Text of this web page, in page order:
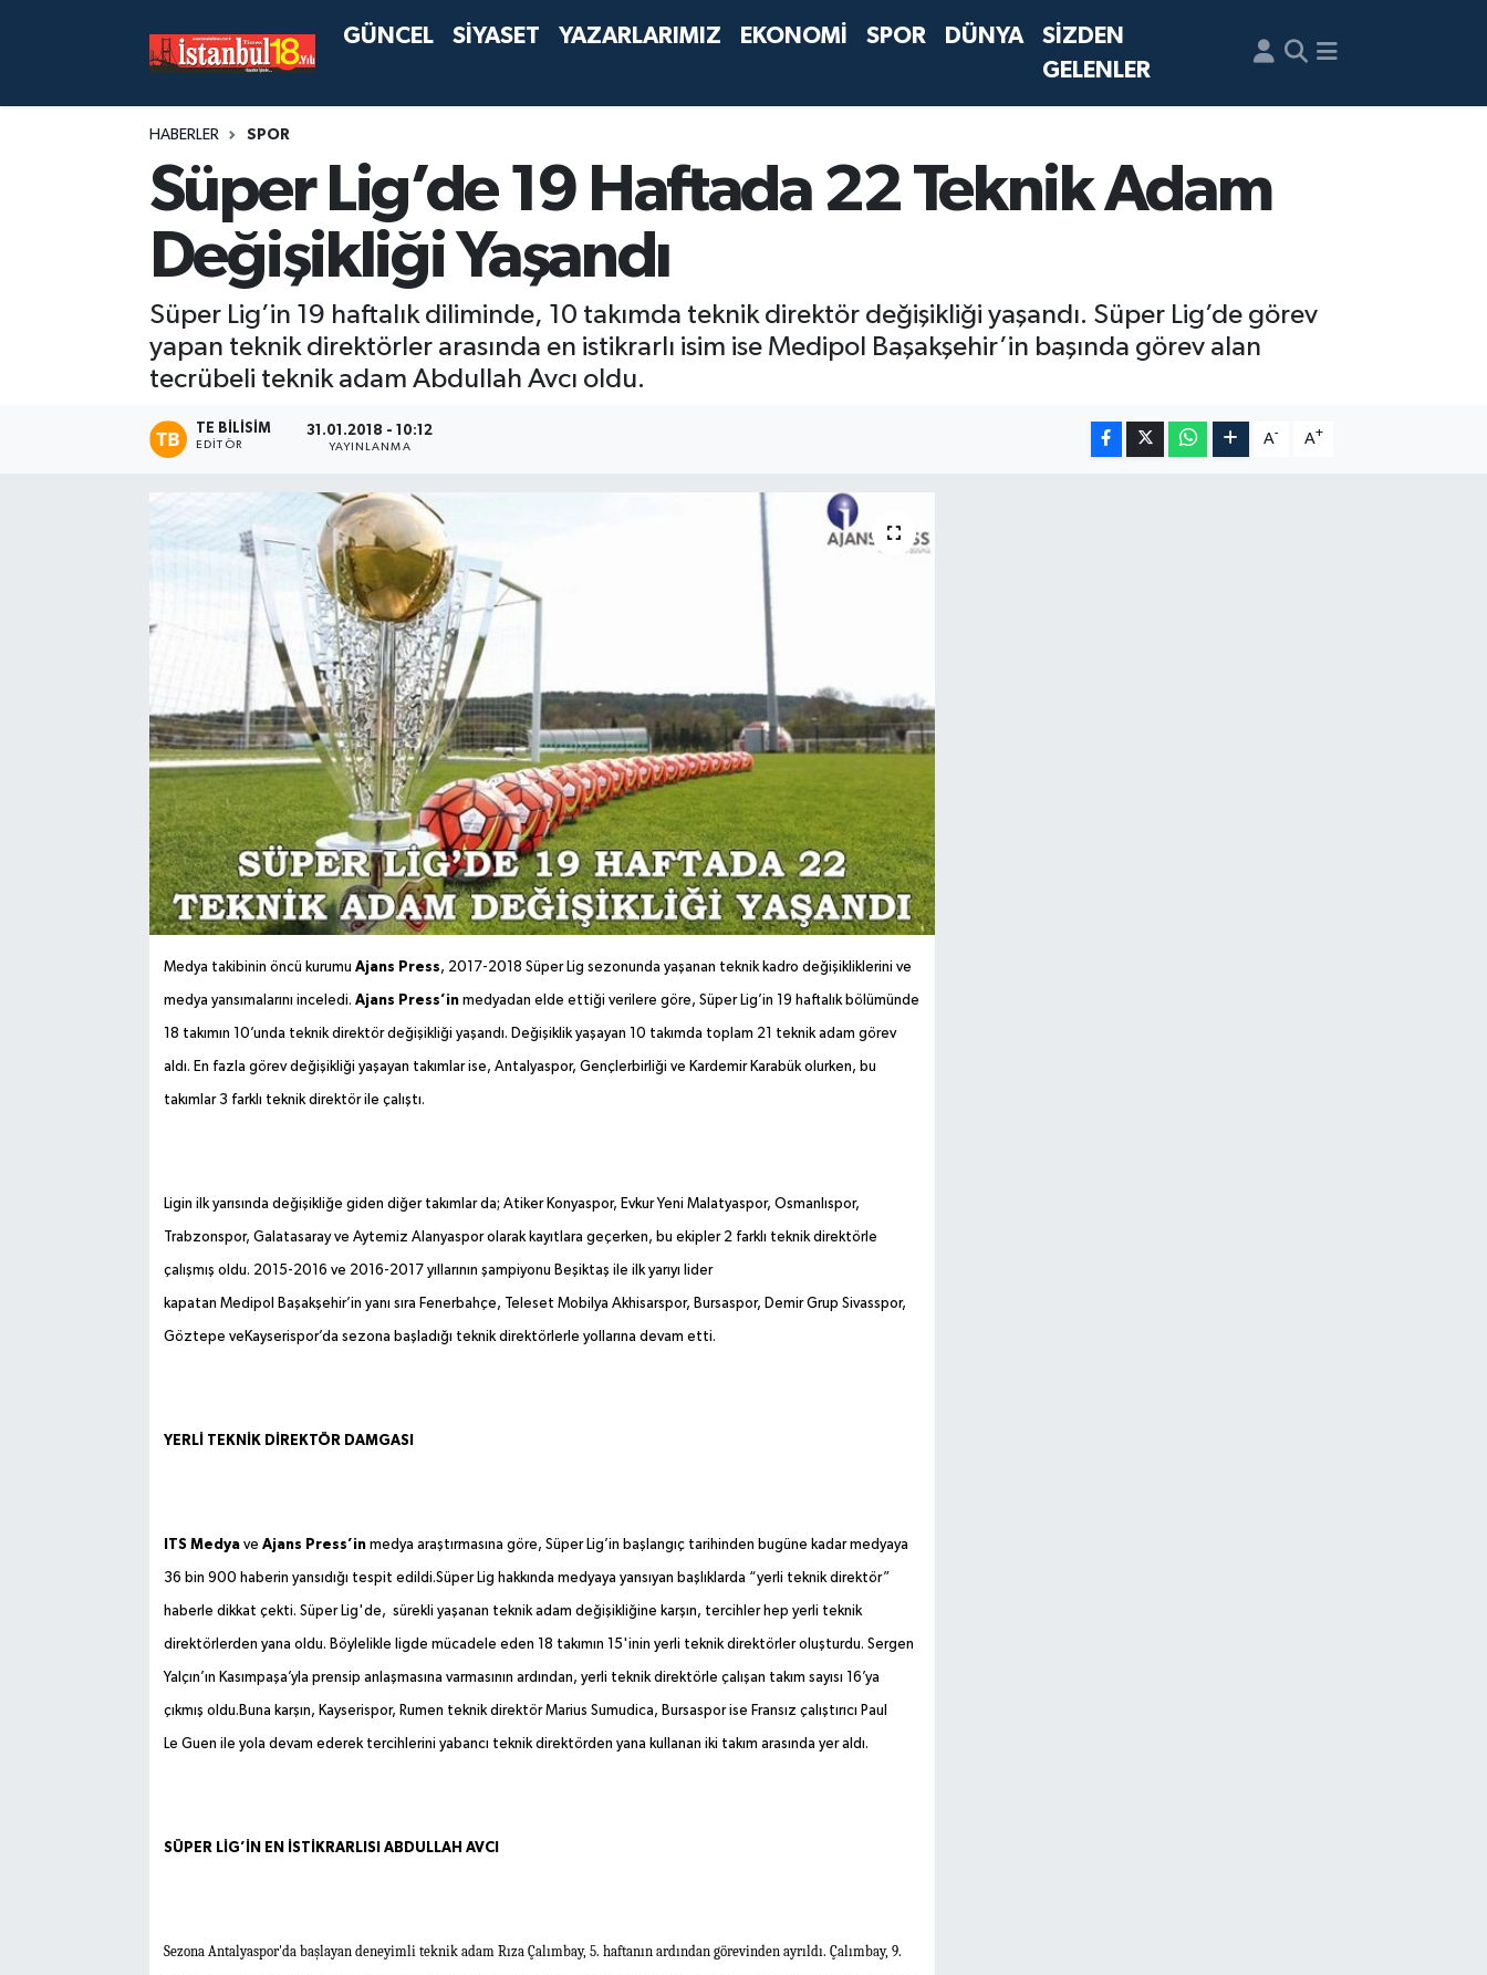
GÜNCEL SİYASET YAZARLARIMIZ EKONOMİ SPOR DÜNYA
SİZDEN
GELENLER
HABERLER SPOR
Süper Lig’de 19 Haftada 22 Teknik Adam
Değişikliği Yaşandı
Süper Lig’in 19 haftalık diliminde, 10 takımda teknik direktör değişikliği yaşandı. Süper Lig’de görev
yapan teknik direktörler arasında en istikrarlı isim ise Medipol Başakşehir’in başında görev alan
tecrübeli teknik adam Abdullah Avcı oldu.
TE BILISIM
EDITÖR
31.01.2018 - 10:12
YAYINLANMA
A- A+
Medya takibinin öncü kurumu Ajans Press, 2017-2018 Süper Lig sezonunda yaşanan teknik kadro değişikliklerini ve
medya yansımalarını inceledi. Ajans Press’inmedyadan elde ettiği verilere göre, Süper Lig’in 19 haftalık bölümünde
18 takımın 10’unda teknik direktör değişikliği yaşandı. Değişiklik yaşayan 10 takımda toplam 21 teknik adam görev
aldı. En fazla görev değişikliği yaşayan takımlar ise, Antalyaspor, Gençlerbirliği ve Kardemir Karabük olurken, bu
takımlar 3 farklı teknik direktör ile çalıştı.
Ligin ilk yarısında değişikliğe giden diğer takımlar da; Atiker Konyaspor, Evkur Yeni Malatyaspor, Osmanlıspor,
Trabzonspor, Galatasaray ve Aytemiz Alanyaspor olarak kayıtlara geçerken, bu ekipler 2 farklı teknik direktörle
çalışmış oldu. 2015-2016 ve 2016-2017 yıllarının şampiyonu Beşiktaş ile ilk yarıyı lider
kapatan Medipol Başakşehir’in yanı sıra Fenerbahçe, Teleset Mobilya Akhisarspor, Bursaspor, Demir Grup Sivasspor,
Göztepe veKayserispor’da sezona başladığı teknik direktörlerle yollarına devam etti.
YERLİ TEKNİK DİREKTÖR DAMGASI
ITS Medyave Ajans Press’inmedya araştırmasına göre, Süper Lig’in başlangıç tarihinden bugüne kadar medyaya
36 bin 900 haberin yansıdığı tespit edildi.Süper Lig hakkında medyaya yansıyan başlıklarda “yerli teknik direktör”
haberle dikkat çekti. Süper Lig'de, sürekli yaşanan teknik adam değişikliğine karşın, tercihler hep yerli teknik
direktörlerden yana oldu. Böylelikle ligde mücadele eden 18 takımın 15'inin yerli teknik direktörler oluşturdu. Sergen
Yalçın’ın Kasımpaşa’yla prensip anlaşmasına varmasının ardından, yerli teknik direktörle çalışan takım sayısı 16’ya
çıkmış oldu.Buna karşın, Kayserispor, Rumen teknik direktör Marius Sumudica, Bursaspor ise Fransız çalıştırıcı Paul
Le Guen ile yola devam ederek tercihlerini yabancı teknik direktörden yana kullanan iki takım arasında yer aldı.
SÜPER LİG’İN EN İSTİKRARLISI ABDULLAH AVCI
Sezona Antalyaspor'da başlayan deneyimli teknik adam Rıza Çalımbay, 5. haftanın ardından görevinden ayrıldı. Çalımbay, 9.